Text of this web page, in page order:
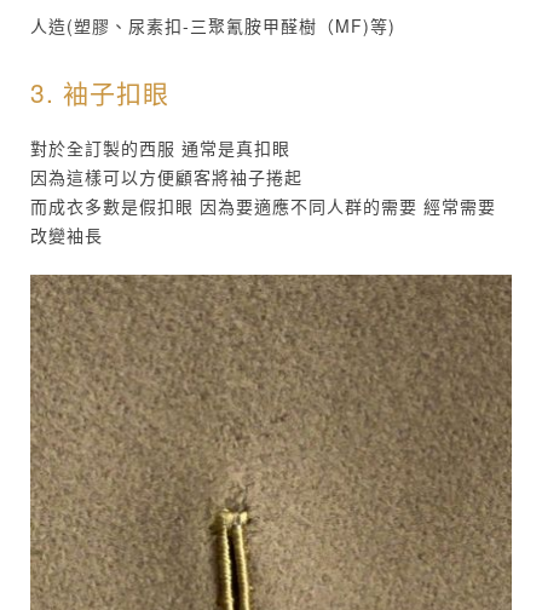
人造(塑膠、尿素扣-三聚氰胺甲醛樹（MF)等)
3. 袖子扣眼
對於全訂製的西服 通常是真扣眼
因為這樣可以方便顧客將袖子捲起
而成衣多數是假扣眼 因為要適應不同人群的需要 經常需要
改變袖長